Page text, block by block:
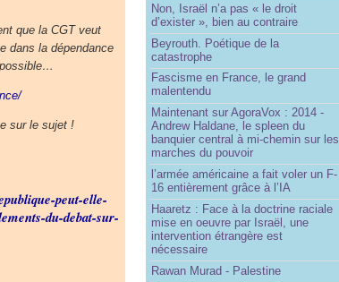
que la CGT veut
dans la dépendance
sur le sujet !
peut-elle-
du-debat-sur-
Non, Israël n’a pas « le droit
d’exister », bien au contraire
Beyrouth. Poétique de la
catastrophe
Fascisme en France, le grand
malentendu
Maintenant sur AgoraVox : 2014 -
Andrew Haldane, le spleen du
banquier central à mi-chemin sur les
marches du pouvoir
l’armée américaine a fait voler un F-
16 entièrement grâce à l’IA
Haaretz : Face à la doctrine raciale
mise en oeuvre par Israël, une
intervention étrangère est
nécessaire
Rawan Murad - Palestine